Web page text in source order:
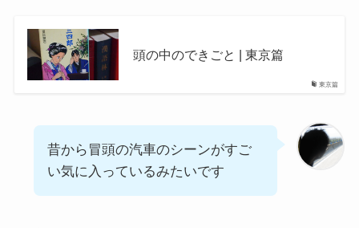
東京篇
頭の中のできごと | 東京篇
昔から冒頭の汽車のシーンがすご
い気に入っているみたいです